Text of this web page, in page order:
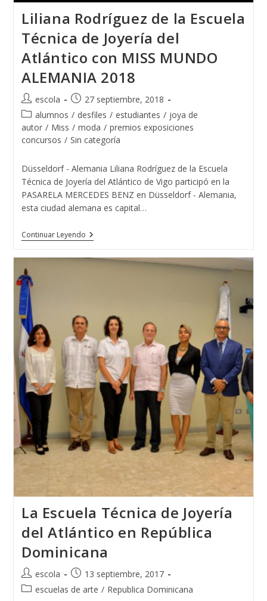
Liliana Rodríguez de la Escuela
Técnica de Joyería del
Atlántico con MISS MUNDO
ALEMANIA 2018
Autor
de
la
entrada:
escola
Publicación
de
la
entrada:
27 septiembre, 2018
Categoría
de
la
alumnos / desfiles / estudiantes / joya de
autor / Miss / moda / premios exposiciones
concursos / Sin categoría
Düsseldorf - Alemania Liliana Rodríguez de la Escuela
Técnica de Joyería del Atlántico de Vigo participó en la
PASARELA MERCEDES BENZ en Düsseldorf - Alemania,
esta ciudad alemana es capital…
Continuar LeyendoLiliana
Rodríguez
La
Atlántico
Con
MISS
MUNDO
ALEMANIA
2018
La Escuela Técnica de Joyería
del Atlántico en República
Dominicana
Autor
de
escola
Publicación
de
13 septiembre, 2017
Categoría
escuelas de arte / Republica Dominicana